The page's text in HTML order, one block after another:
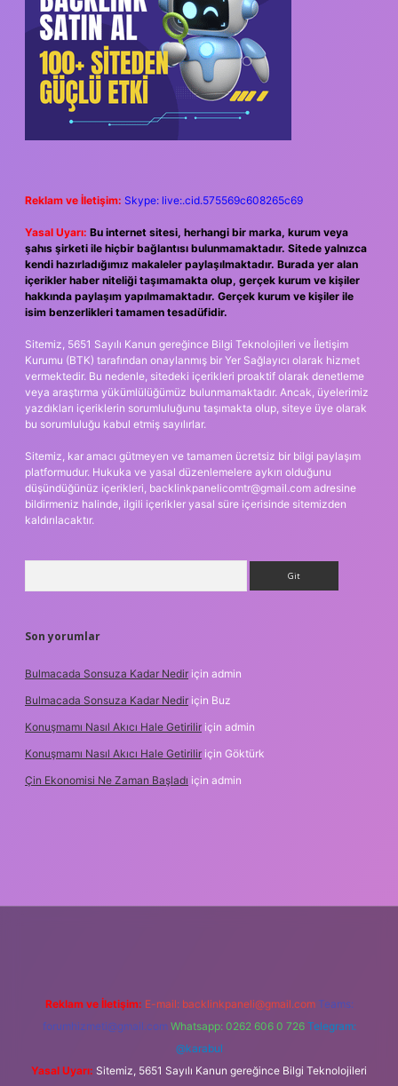
Reklam ve İletişim: Skype: live:.cid.575569c608265c69
Yasal Uyarı: Bu internet sitesi, herhangi bir marka, kurum veya
şahıs şirketi ile hiçbir bağlantısı bulunmamaktadır. Sitede yalnızca
kendi hazırladığımız makaleler paylaşılmaktadır. Burada yer alan
içerikler haber niteliği taşımamakta olup, gerçek kurum ve kişiler
hakkında paylaşım yapılmamaktadır. Gerçek kurum ve kişiler ile
isim benzerlikleri tamamen tesadüfidir.
Sitemiz, 5651 Sayılı Kanun gereğince Bilgi Teknolojileri ve İletişim
Kurumu (BTK) tarafından onaylanmış bir Yer Sağlayıcı olarak hizmet
vermektedir. Bu nedenle, sitedeki içerikleri proaktif olarak denetleme
veya araştırma yükümlülüğümüz bulunmamaktadır. Ancak, üyelerimiz
yazdıkları içeriklerin sorumluluğunu taşımakta olup, siteye üye olarak
bu sorumluluğu kabul etmiş sayılırlar.
Sitemiz, kar amacı gütmeyen ve tamamen ücretsiz bir bilgi paylaşım
platformudur. Hukuka ve yasal düzenlemelere aykırı olduğunu
düşündüğünüz içerikleri, backlinkpanelicomtr@gmail.com adresine
bildirmeniz halinde, ilgili içerikler yasal süre içerisinde sitemizden
kaldırılacaktır.
Son yorumlar
Bulmacada Sonsuza Kadar Nedir için admin
Bulmacada Sonsuza Kadar Nedir için Buz
Konuşmamı Nasıl Akıcı Hale Getirilir için admin
Konuşmamı Nasıl Akıcı Hale Getirilir için Göktürk
Çin Ekonomisi Ne Zaman Başladı için admin
Reklam ve İletişim: E-mail: backlinkpaneli@gmail.com Teams:
forumhizmeti@gmail.com Whatsapp: 0262 606 0 726 Telegram:
@karabul
Yasal Uyarı: Sitemiz, 5651 Sayılı Kanun gereğince Bilgi Teknolojileri